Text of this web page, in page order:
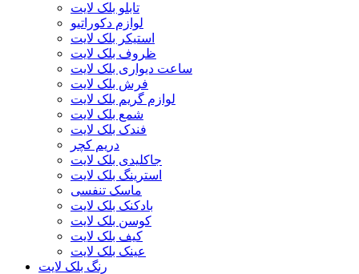
تابلو بلک لایت
لوازم دکوراتیو
استیکر بلک لایت
ظروف بلک لایت
ساعت دیواری بلک لایت
فرش بلک لایت
لوازم گریم بلک لایت
شمع بلک لایت
فندک بلک لایت
دریم کچر
جاکلیدی بلک لایت
استرینگ بلک لایت
ماسک تنفسی
بادکنک بلک لایت
کوسن بلک لایت
کیف بلک لایت
عینک بلک لایت
رنگ بلک لایت